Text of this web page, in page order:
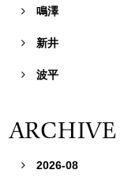
 鳴澤
 新井
 波平
ARCHIVE
 2026-08